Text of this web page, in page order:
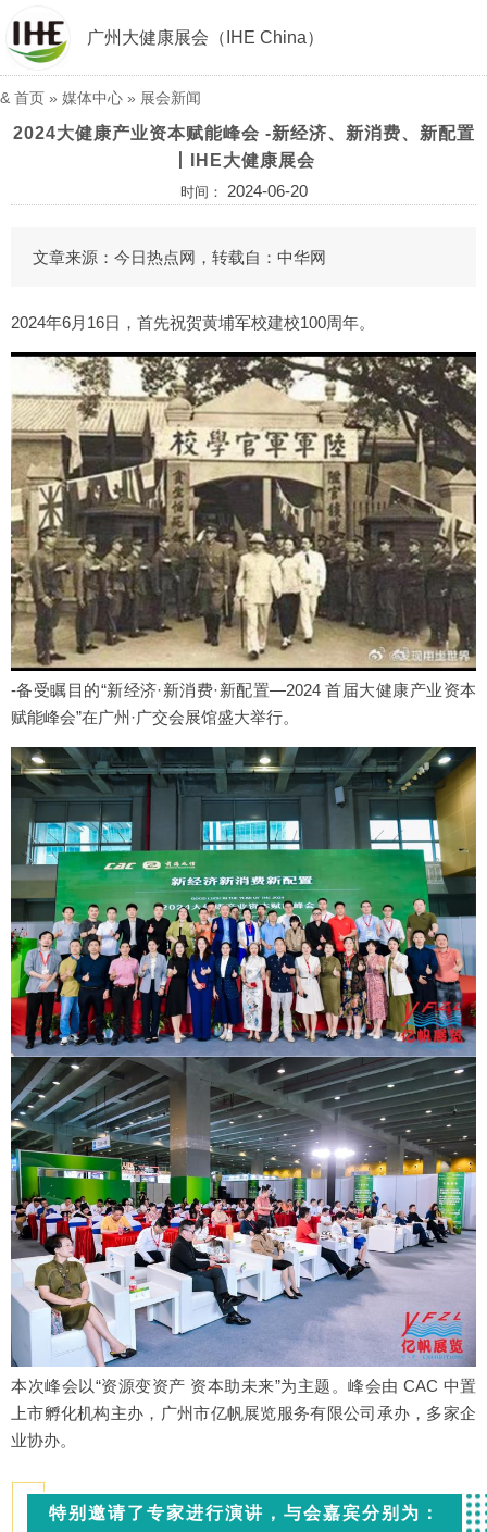
广州大健康展会（IHE China）
& 首页 » 媒体中心 » 展会新闻
2024大健康产业资本赋能峰会 -新经济、新消费、新配置
丨IHE大健康展会
时间： 2024-06-20
文章来源：今日热点网，转载自： 中华网
2024年6月16日，首先祝贺黄埔军校建校100周年。
-备受瞩目的“新经济·新消费·新配置—2024 首届大健康产业资本
赋能峰会”在广州·广交会展馆盛大举行。
本次峰会以“资源变资产 资本助未来”为主题。峰会由 CAC 中置
上市孵化机构主办，广州市亿帆展览服务有限公司承办，多家企
业协办。
特别邀请了专家进行演讲，与会嘉宾分别为：